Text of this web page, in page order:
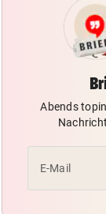
Abends
E-Mail